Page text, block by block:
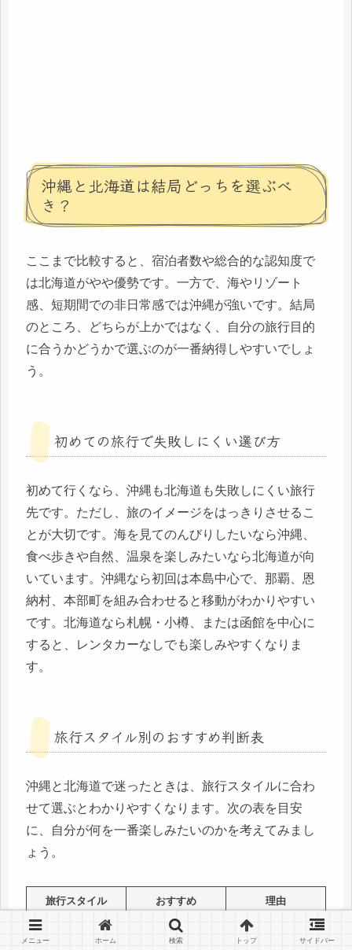
沖縄と北海道は結局どっちを選ぶべ
き？
ここまで比較すると、宿泊者数や総合的な認知度で
は北海道がやや優勢です。一方で、海やリゾート
感、短期間での非日常感では沖縄が強いです。結局
のところ、どちらが上かではなく、自分の旅行目的
に合うかどうかで選ぶのが一番納得しやすいでしょ
う。
初めての旅行で失敗しにくい選び方
初めて行くなら、沖縄も北海道も失敗しにくい旅行
先です。ただし、旅のイメージをはっきりさせるこ
とが大切です。海を見てのんびりしたいなら沖縄、
食べ歩きや自然、温泉を楽しみたいなら北海道が向
いています。沖縄なら初回は本島中心で、那覇、恩
納村、本部町を組み合わせると移動がわかりやすい
です。北海道なら札幌・小樽、または函館を中心に
すると、レンタカーなしでも楽しみやすくなりま
す。
旅行スタイル別のおすすめ判断表
沖縄と北海道で迷ったときは、旅行スタイルに合わ
せて選ぶとわかりやすくなります。次の表を目安
に、自分が何を一番楽しみたいのかを考えてみまし
ょう。
旅行スタイル おすすめ 理由
海やビーチを楽し
透明度の高い海と
メニュー ホーム 検索 トップ サイドバー